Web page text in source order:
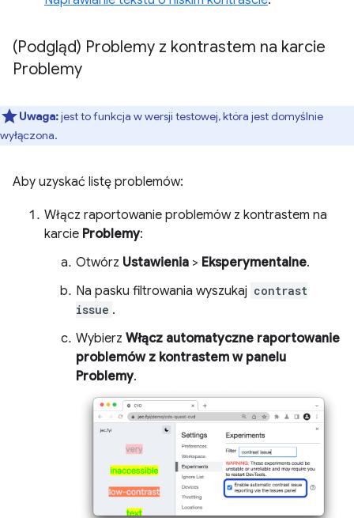
(Podgląd) Problemy z kontrastem na karcie
Problemy
Uwaga:jest to funkcja w wersji testowej, która jest domyślnie
wyłączona.
Aby uzyskać listę problemów:
Włącz raportowanie problemów z kontrastem na
karcie Problemy:
Otwórz Ustawienia > Eksperymentalne.
Na pasku filtrowania wyszukaj contrast
issue .
Wybierz Włącz automatyczne raportowanie
problemów z kontrastem w panelu
Problemy.